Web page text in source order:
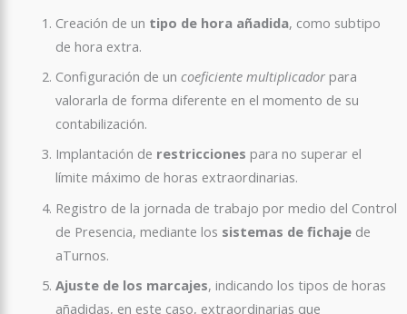
Creación de un tipo de hora añadida, como subtipo
de hora extra.
Configuración de uncoeficiente multiplicador para
valorarla de forma diferente en el momento de su
contabilización.
Implantación de restricciones para no superar el
límite máximo de horas extraordinarias.
Registro de la jornada de trabajo por medio del Control
de Presencia, mediante los sistemas de fichaje de
aTurnos.
Ajuste de los marcajes, indicando los tipos de horas
añadidas, en este caso, extraordinarias que